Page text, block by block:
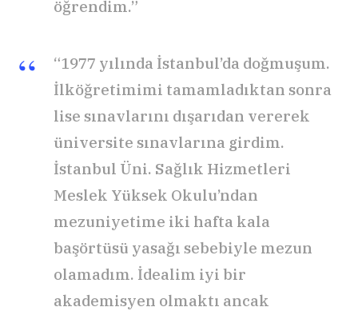
öğrendim.”
“1977 yılında İstanbul’da doğmuşum.
İlköğretimimi tamamladıktan sonra
lise sınavlarını dışarıdan vererek
üniversite sınavlarına girdim.
İstanbul Üni. Sağlık Hizmetleri
Meslek Yüksek Okulu’ndan
mezuniyetime iki hafta kala
başörtüsü yasağı sebebiyle mezun
olamadım. İdealim iyi bir
akademisyen olmaktı ancak